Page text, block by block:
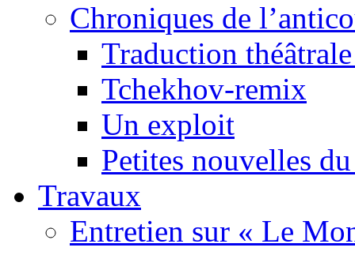
Chroniques de
Traduction
Tchekhov-remix
Un exploit
Petites nouvelles
Travaux
Entretien sur « Le